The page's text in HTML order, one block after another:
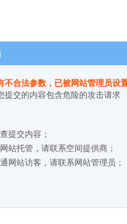
不合法参数，已被网站管理员设
提交的内容包含危险的攻击请求
提交内容；
站托管，请联系空间提供商；
网站访客，请联系网站管理员；